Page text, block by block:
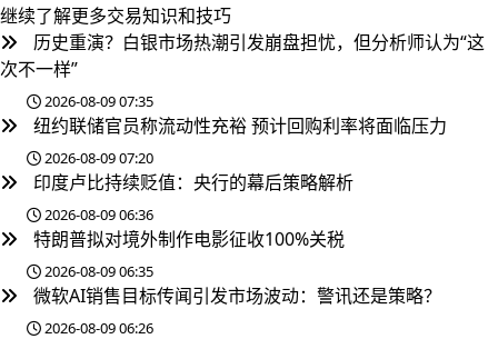
继续了解更多交易知识和技巧
历史重演？白银市场热潮引发崩盘担忧，但分析师认为“这
次不一样”
2026-08-09 07:35
纽约联储官员称流动性充裕 预计回购利率将面临压力
2026-08-09 07:20
印度卢比持续贬值：央行的幕后策略解析
2026-08-09 06:36
特朗普拟对境外制作电影征收100%关税
2026-08-09 06:35
微软AI销售目标传闻引发市场波动：警讯还是策略？
2026-08-09 06:26